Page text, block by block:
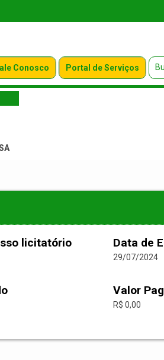
Conosco Portal de Serviços
licitatório Data de
29/07/2024
Valor
R$ 0,00